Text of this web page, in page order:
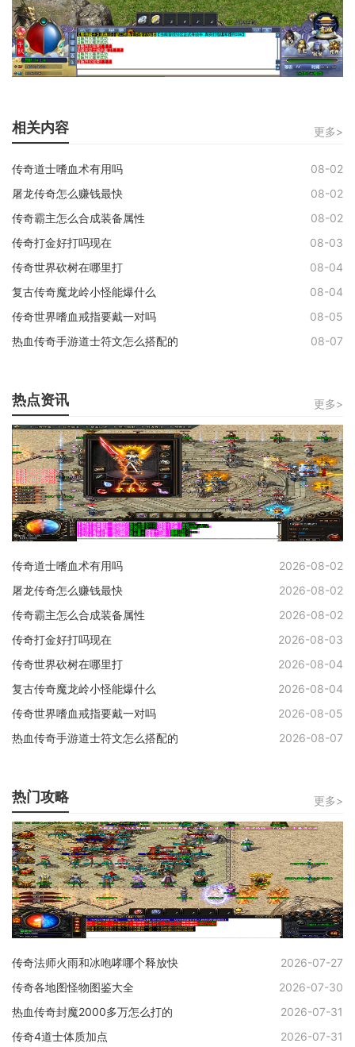
相关内容 更多>
传奇道士嗜血术有用吗
08-02
屠龙传奇怎么赚钱最快
08-02
传奇霸主怎么合成装备属性
08-02
传奇打金好打吗现在
08-03
传奇世界砍树在哪里打
08-04
复古传奇魔龙岭小怪能爆什么
08-04
传奇世界嗜血戒指要戴一对吗
08-05
热血传奇手游道士符文怎么搭配的
08-07
热点资讯 更多>
传奇道士嗜血术有用吗
2026-08-02
屠龙传奇怎么赚钱最快
2026-08-02
传奇霸主怎么合成装备属性
2026-08-02
传奇打金好打吗现在
2026-08-03
传奇世界砍树在哪里打
2026-08-04
复古传奇魔龙岭小怪能爆什么
2026-08-04
传奇世界嗜血戒指要戴一对吗
2026-08-05
热血传奇手游道士符文怎么搭配的
2026-08-07
热门攻略 更多>
传奇法师火雨和冰咆哮哪个释放快
2026-07-27
传奇各地图怪物图鉴大全
2026-07-30
热血传奇封魔2000多万怎么打的
2026-07-31
传奇4道士体质加点
2026-07-31